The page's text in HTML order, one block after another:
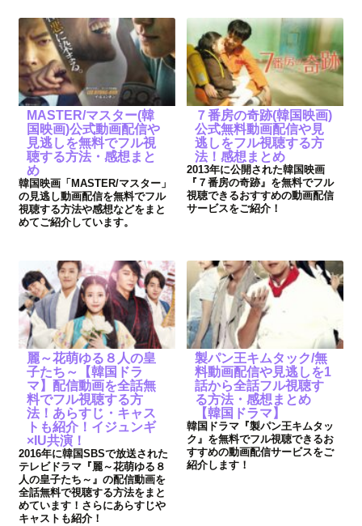
MASTER/マスター(韓
国映画)公式動画配信や
見逃しを無料でフル視
聴する方法・感想まと
め
韓国映画「MASTER/マスター」
の見逃し動画配信を無料でフル
視聴する方法や感想などをまと
めてご紹介しています。
７番房の奇跡(韓国映画)
公式無料動画配信や見
逃しをフル視聴する方
法！感想まとめ
2013年に公開された韓国映画
『７番房の奇跡』を無料でフル
視聴できるおすすめの動画配信
サービスをご紹介！
麗～花萌ゆる８人の皇
子たち～【韓国ドラ
マ】配信動画を全話無
料でフル視聴する方
法！あらすじ・キャス
トも紹介！イジュンギ
×IU共演！
2016年に韓国SBSで放送された
テレビドラマ『麗～花萌ゆる８
人の皇子たち～』の配信動画を
全話無料で視聴する方法をまと
めています！さらにあらすじや
キャストも紹介！
製パン王キムタック/無
料動画配信や見逃しを1
話から全話フル視聴す
る方法・感想まとめ
【韓国ドラマ】
韓国ドラマ『製パン王キムタッ
ク』を無料でフル視聴できるお
すすめの動画配信サービスをご
紹介します！